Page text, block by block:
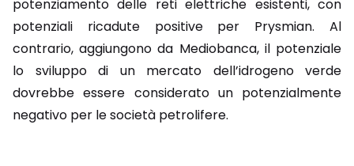
potenziamento delle reti elettriche esistenti, con
potenziali ricadute positive per Prysmian. Al
contrario, aggiungono da Mediobanca, il potenziale
lo sviluppo di un mercato dell’idrogeno verde
dovrebbe essere considerato un potenzialmente
negativo per le società petrolifere.